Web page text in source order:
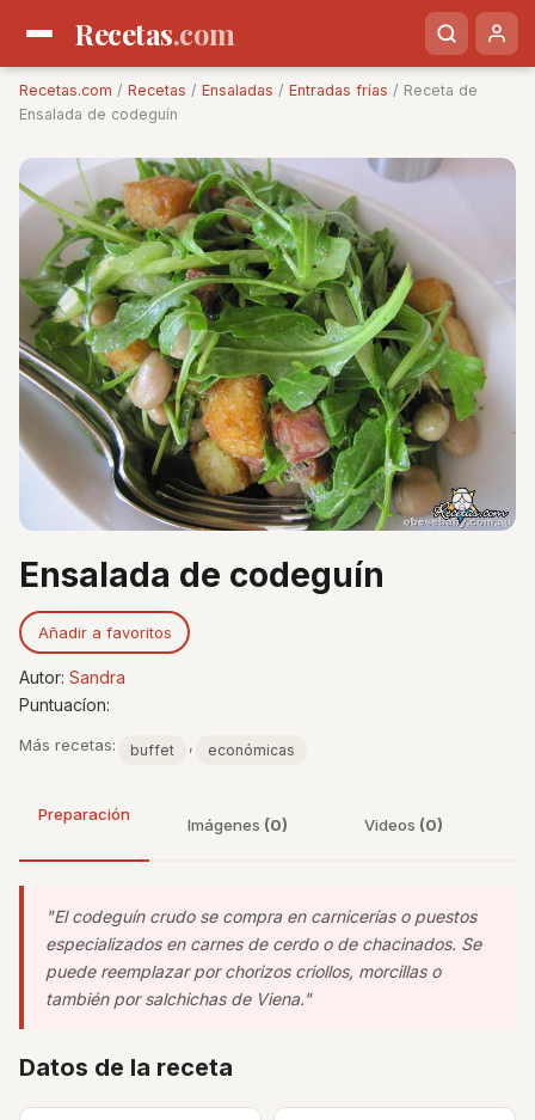
Recetas.com
Recetas.com / Recetas / Ensaladas / Entradas frías / Receta de
Ensalada de codeguín
Ensalada de codeguín
Añadir a favoritos
Autor: Sandra
Puntuacíon:
Más recetas: buffet , económicas
Preparación
Imágenes (0) Videos (0)
"El codeguín crudo se compra en carnicerías o puestos
especializados en carnes de cerdo o de chacinados. Se
puede reemplazar por chorizos criollos, morcillas o
también por salchichas de Viena."
Datos de la receta